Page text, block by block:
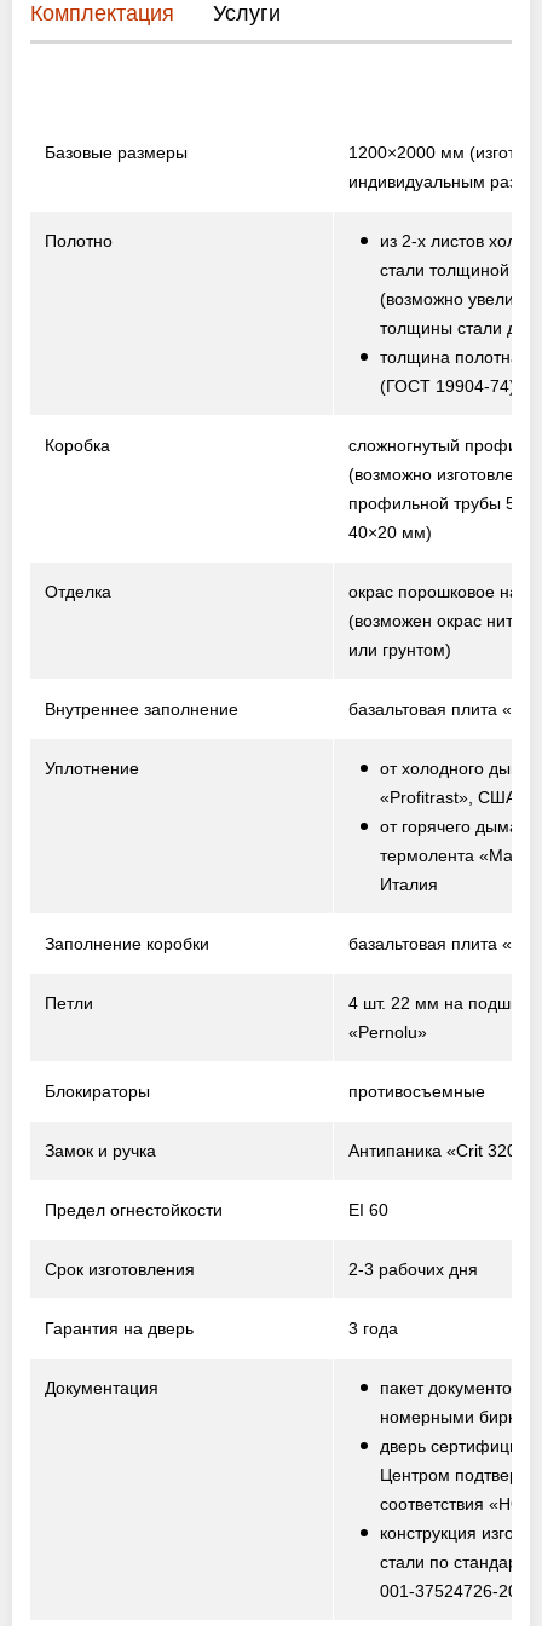
Комплектация Услуги
Базовые размеры 1200×2000 мм
индивидуальным
Полотно
из 2-х листов
стали толщиной
(возможно
толщины стали до
толщина полотна
(ГОСТ 19904-74)
Коробка
сложногнутый профиль
(возможно
профильной трубы
40×20 мм)
Отделка
окрас порошковое
(возможен окрас
или грунтом)
Внутреннее заполнение базальтовая плита
Уплотнение
от холодного дыма
«Profitrast», США
от горячего дыма –
термолента
Италия
Заполнение коробки базальтовая плита
Петли
4 шт. 22 мм на
«Pernolu»
Блокираторы противосъемные
Замок и ручка Антипаника «Crit 320-
Предел огнестойкости EI 60
Срок изготовления 2-3 рабочих дня
Гарантия на дверь 3 года
Документация
пакет документов с
номерными
дверь
Центром
соответствия
конструкция
стали по
001-37524726-2012